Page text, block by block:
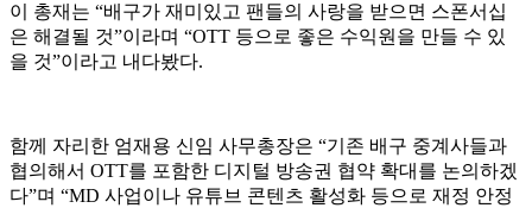
이 총재는 “배구가 재미있고 팬들의 사랑을 받으면 스폰서십
은 해결될 것”이라며 “OTT 등으로 좋은 수익원을 만들 수 있
을 것”이라고 내다봤다.
함께 자리한 엄재용 신임 사무총장은 “기존 배구 중계사들과
협의해서 OTT를 포함한 디지털 방송권 협약 확대를 논의하겠
다”며 “MD 사업이나 유튜브 콘텐츠 활성화 등으로 재정 안정